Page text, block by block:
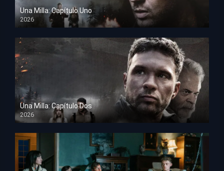
Una Milla: Capítulo Uno
2026
HD 1080p
Una Milla: Capítulo Dos
2026
HD 1080p